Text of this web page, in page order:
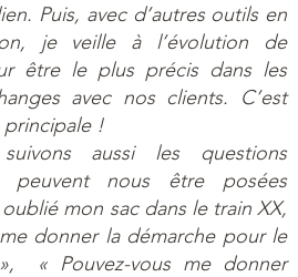
Puis, avec d’autres outils en
je veille à l’évolution de
être le plus précis dans les
avec nos clients. C’est
principale !
aussi les questions
peuvent nous être posées
oublié mon sac dans le train XX,
donner la démarche pour le
« Pouvez-vous me donner